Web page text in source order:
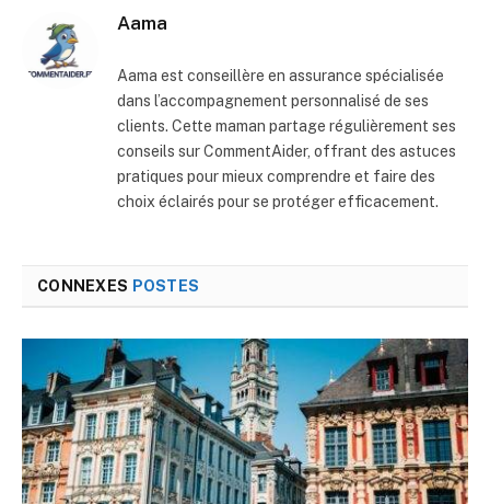
Aama
Aama est conseillère en assurance spécialisée
dans l’accompagnement personnalisé de ses
clients. Cette maman partage régulièrement ses
conseils sur CommentAider, offrant des astuces
pratiques pour mieux comprendre et faire des
choix éclairés pour se protéger efficacement.
CONNEXES POSTES